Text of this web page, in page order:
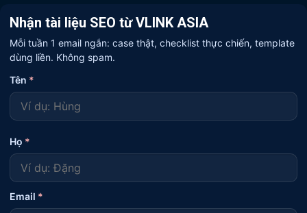
Nhận tài liệu SEO từ VLINK ASIA
Mỗi tuần 1 email ngắn: case thật, checklist thực chiến, template
dùng liền. Không spam.
Tên *
Họ *
Email *